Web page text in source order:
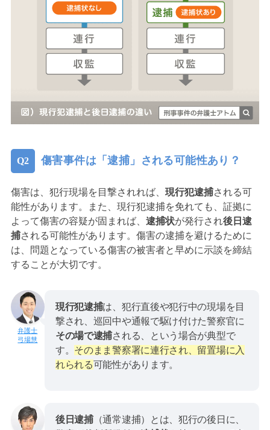
傷害事件は「逮捕」される可能性あり？
傷害は、犯行現場を目撃されれば、 現行犯逮捕される可
能性があります。また、現行犯逮捕を免れても、証拠に
よって傷害の容疑が固まれば、 逮捕状が発行され後日逮
捕される可能性があります。傷害の逮捕を避けるために
は、問題となっている傷害の被害者と早めに示談を締結
することが大切です。
弓場慧
現行犯逮捕は、犯行直後や犯行中の現場を目
撃され、巡回中や通報で駆け付けた警察官に
その場で逮捕される、という場合が典型で
す。 そのまま警察署に連行され、留置場に入
れられる可能性があります。
後日逮捕（通常逮捕）とは、犯行の後日に、